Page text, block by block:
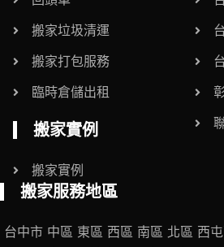
搬家垃圾清運
搬家打包服務
臨時倉儲出租
搬家實例
搬家實例
搬家服務地區
台中市 中區 東區 西區 南區 北區 西